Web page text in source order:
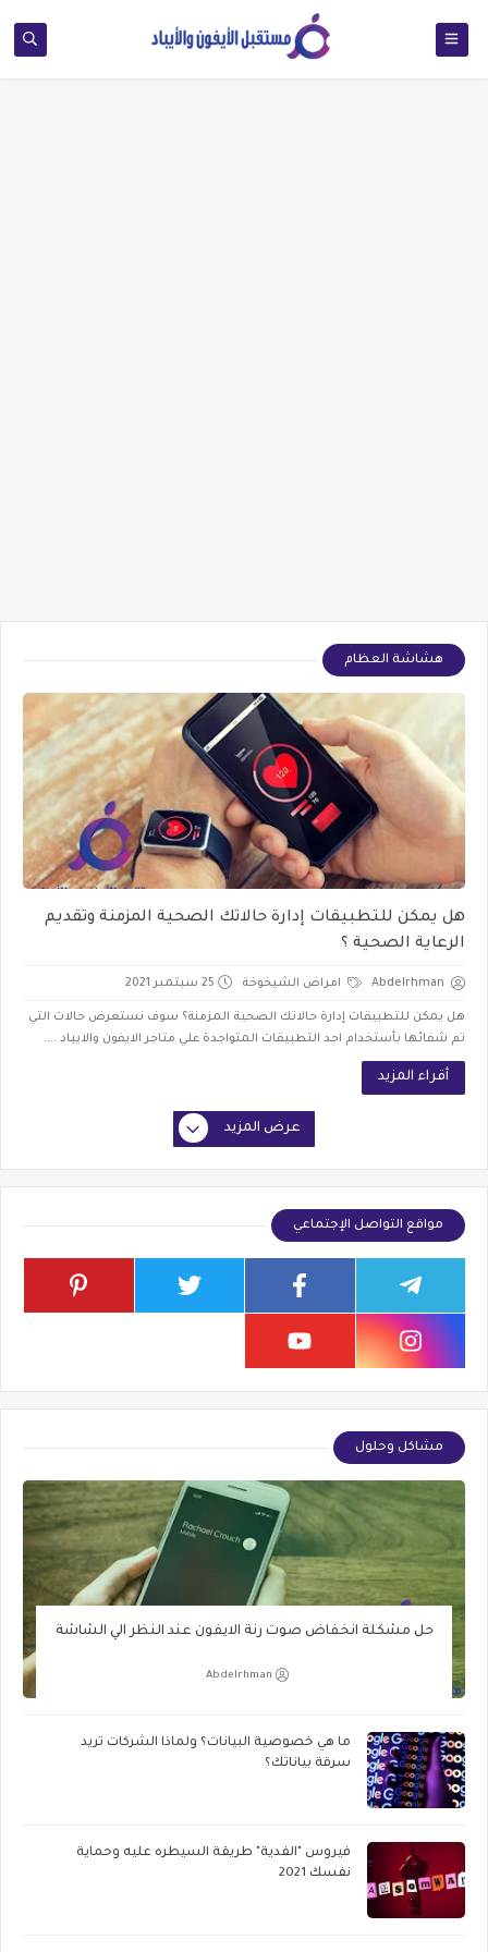
هشاشة العظام
هل يمكن للتطبيقات إدارة حالاتك الصحية المزمنة وتقديم
الرعاية الصحية ؟
Abdelrhman امراض الشيخوخة 25 سبتمبر 2021
هل يمكن للتطبيقات إدارة حالاتك الصحية المزمنة؟ سوف نستعرض حالات التي
تم شفائها بأستخدام احد التطبيقات المتواجدة علي متاجر الايفون والايباد ....
أقراء المزيد
عرض المزيد
مواقع التواصل الإجتماعي
مشاكل وحلول
حل مشكلة انخفاض صوت رنة الايفون عند النظر الي الشاشة
Abdelrhman
ما هي خصوصية البيانات؟ ولماذا الشركات تريد
سرقة بياناتك؟
فيروس "الفدية" طريقة السيطره عليه وحماية
نفسك 2021